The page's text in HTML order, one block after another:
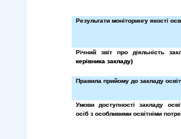
Результати моніторингу якості
Річний звіт про діяльність
керівника закладу)
Правила прийому до закладу
Умови доступності закладу
осіб з особливими освітніми